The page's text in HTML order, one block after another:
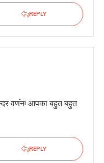
REPLY
वण॔न! आपका बहुत बहुत
REPLY